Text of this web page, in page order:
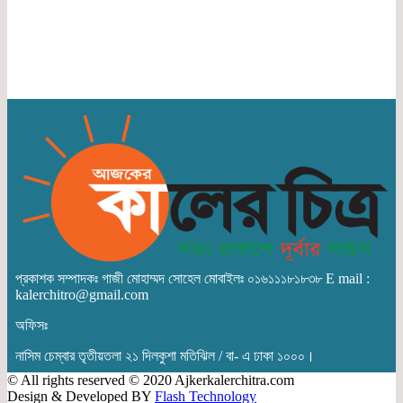
প্রকাশক সম্পাদকঃ গাজী মোহাম্মদ সোহেল মোবাইলঃ ০১৬১১১৮১৮৩৮ E mail :
kalerchitro@gmail.com
অফিসঃ
নাসিম চেম্বার তৃতীয়তলা ২১ দিলকুশা মতিঝিল / বা- এ ঢাকা ১০০০।
© All rights reserved © 2020 Ajkerkalerchitra.com
Design & Developed BY Flash Technology